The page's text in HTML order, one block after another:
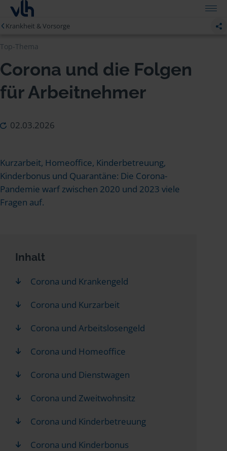
Krankheit & Vorsorge
Top-Thema
Corona und die Folgen
für Arbeitnehmer
02.03.2026
Kurzarbeit, Homeoffice, Kinderbetreuung,
Kinderbonus und Quarantäne: Die Corona-
Pandemie warf zwischen 2020 und 2023 viele
Fragen auf.
Inhalt
Corona und Krankengeld
Corona und Kurzarbeit
Corona und Arbeitslosengeld
Corona und Homeoffice
Corona und Dienstwagen
Corona und Zweitwohnsitz
Corona und Kinderbetreuung
Corona und Kinderbonus